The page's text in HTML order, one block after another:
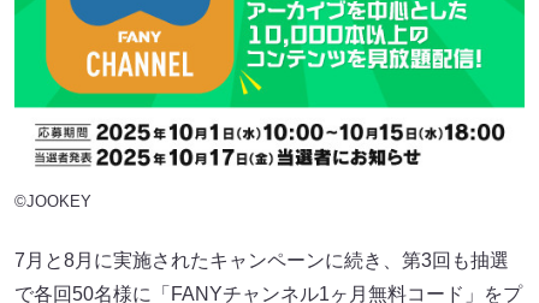
©JOOKEY
7月と8月に実施されたキャンペーンに続き、第3回も抽選
で各回50名様に「FANYチャンネル1ヶ月無料コード」をプ